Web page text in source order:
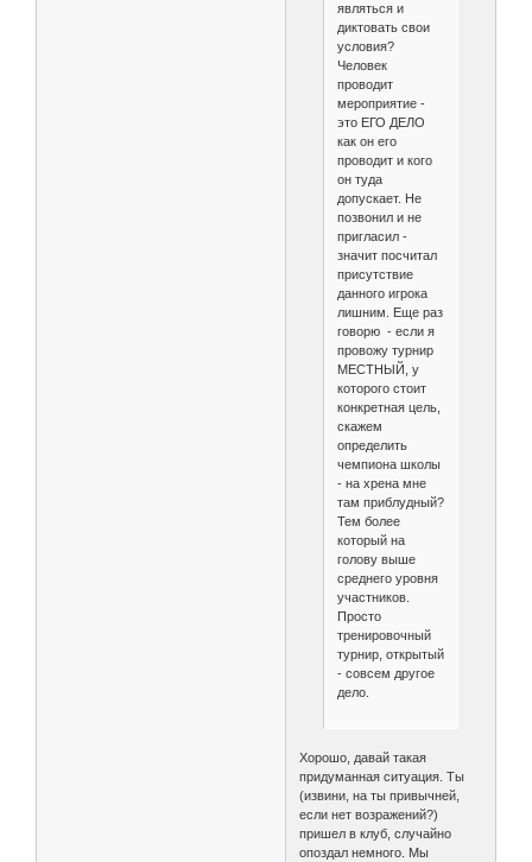
являться и
диктовать свои
условия?
Человек
проводит
мероприятие -
это ЕГО ДЕЛО
как он его
проводит и кого
он туда
допускает. Не
позвонил и не
пригласил -
значит посчитал
присутствие
данного игрока
лишним. Еще раз
говорю - если я
провожу турнир
МЕСТНЫЙ, у
которого стоит
конкретная цель,
скажем
определить
чемпиона школы
- на хрена мне
там приблудный?
Тем более
который на
голову выше
среднего уровня
участников.
Просто
тренировочный
турнир, открытый
- совсем другое
дело.
Хорошо, давай такая
придуманная ситуация. Ты
(извини, на ты привычней,
если нет возражений?)
пришел в клуб, случайно
опоздал немного. Мы